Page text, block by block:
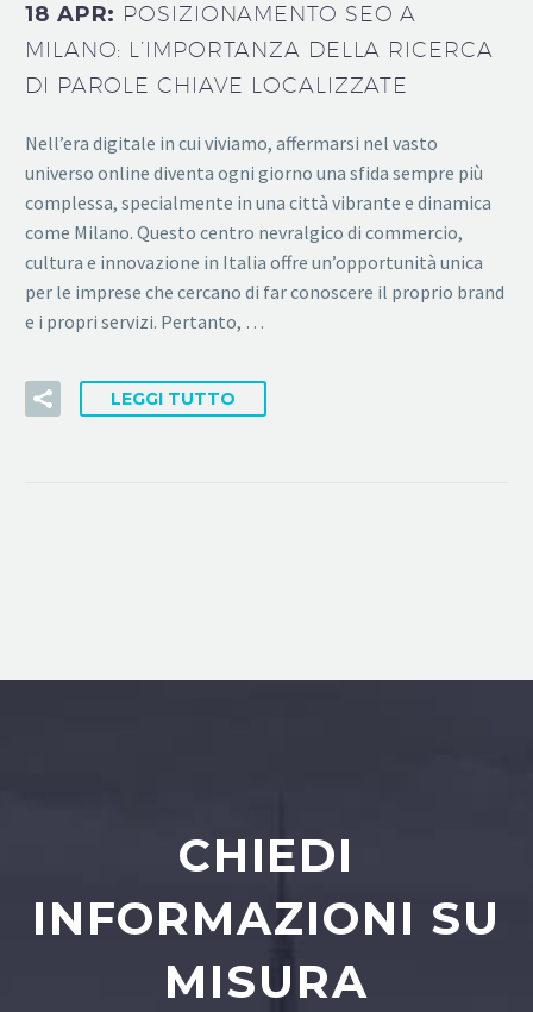
18 APR: POSIZIONAMENTO SEO A
MILANO: L’IMPORTANZA DELLA RICERCA
DI PAROLE CHIAVE LOCALIZZATE
Nell’era digitale in cui viviamo, affermarsi nel vasto
universo online diventa ogni giorno una sfida sempre più
complessa, specialmente in una città vibrante e dinamica
come Milano. Questo centro nevralgico di commercio,
cultura e innovazione in Italia offre un’opportunità unica
per le imprese che cercano di far conoscere il proprio brand
e i propri servizi. Pertanto, …
LEGGI TUTTO
CHIEDI
INFORMAZIONI SU
MISURA